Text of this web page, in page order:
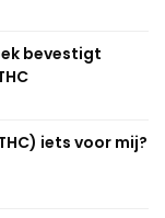
bevestigt
iets voor mij?